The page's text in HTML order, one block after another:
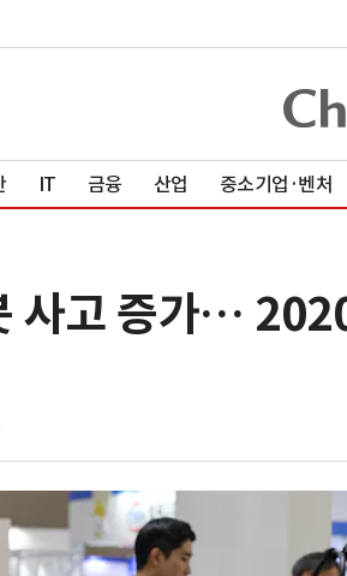
IT 금융 산업 중소기업·벤처
사고 증가…